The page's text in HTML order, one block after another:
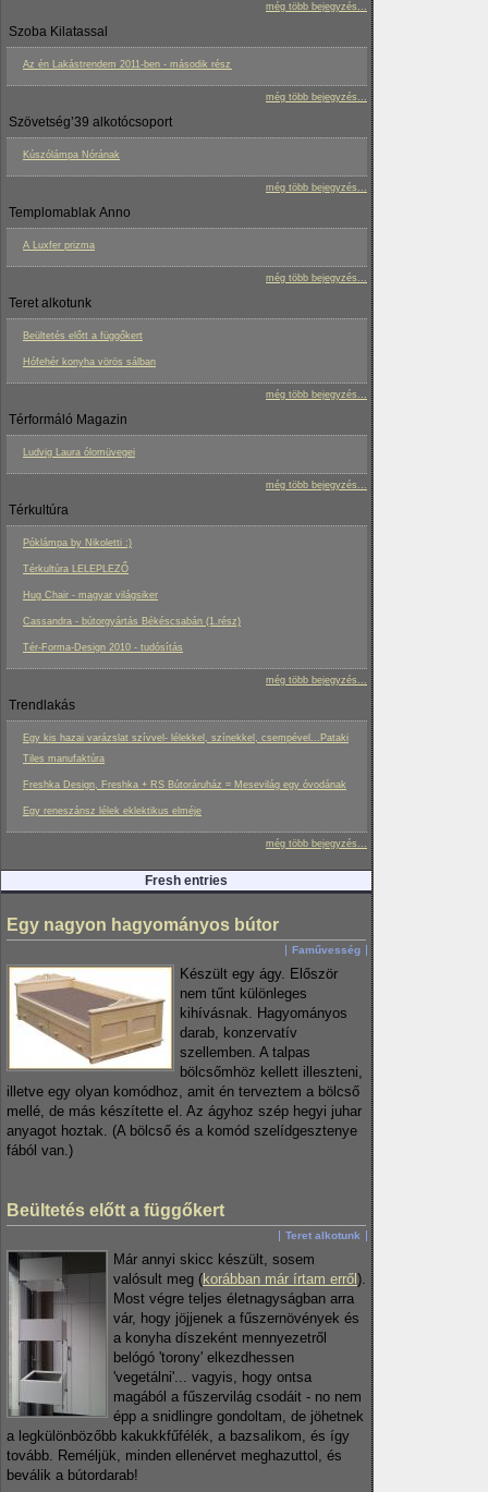
még több bejegyzés...
Szoba Kilatassal
Az én Lakástrendem 2011-ben - második rész
még több bejegyzés...
Szövetség’39 alkotócsoport
Kúszólámpa Nórának
még több bejegyzés...
Templomablak Anno
A Luxfer prizma
még több bejegyzés...
Teret alkotunk
Beültetés előtt a függőkert
Hófehér konyha vörös sálban
még több bejegyzés...
Térformáló Magazin
Ludvig Laura ólomüvegei
még több bejegyzés...
Térkultúra
Póklámpa by Nikoletti :)
Térkultúra LELEPLEZŐ
Hug Chair - magyar világsiker
Cassandra - bútorgyártás Békéscsabán (1.rész)
Tér-Forma-Design 2010 - tudósítás
még több bejegyzés...
Trendlakás
Egy kis hazai varázslat szívvel- lélekkel, színekkel, csempével...Pataki
Tiles manufaktúra
Freshka Design, Freshka + RS Bútoráruház = Mesevilág egy óvodának
Egy reneszánsz lélek eklektikus elméje
még több bejegyzés...
Fresh entries
Egy nagyon hagyományos bútor
Faművesség
Készült egy ágy. Először
nem tűnt különleges
kihívásnak. Hagyományos
darab, konzervatív
szellemben. A talpas
bölcsőmhöz kellett illeszteni,
illetve egy olyan komódhoz, amit én terveztem a bölcső
mellé, de más készítette el. Az ágyhoz szép hegyi juhar
anyagot hoztak. (A bölcső és a komód szelídgesztenye
fából van.)
Beültetés előtt a függőkert
Teret alkotunk
Már annyi skicc készült, sosem
valósult meg (korábban már írtam erről ).
Most végre teljes életnagyságban arra
vár, hogy jöjjenek a fűszernövények és
a konyha díszeként mennyezetről
belógó 'torony' elkezdhessen
'vegetálni'... vagyis, hogy ontsa
magából a fűszervilág csodáit - no nem
épp a snidlingre gondoltam, de jöhetnek
a legkülönbözőbb kakukkfűfélék, a bazsalikom, és így
tovább. Reméljük, minden ellenérvet meghazuttol, és
beválik a bútordarab!